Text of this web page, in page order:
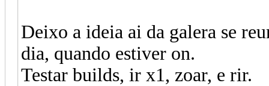
Deixo a ideia ai da galera se
dia, quando estiver on.
Testar builds, ir x1, zoar, e rir.